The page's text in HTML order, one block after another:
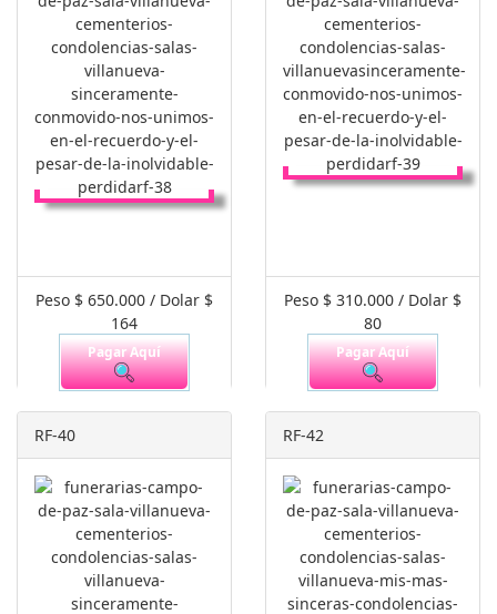
Peso $ 650.000 / Dolar $
164
Pagar Aquí
Peso $ 310.000 / Dolar $
80
Pagar Aquí
RF-40 RF-42